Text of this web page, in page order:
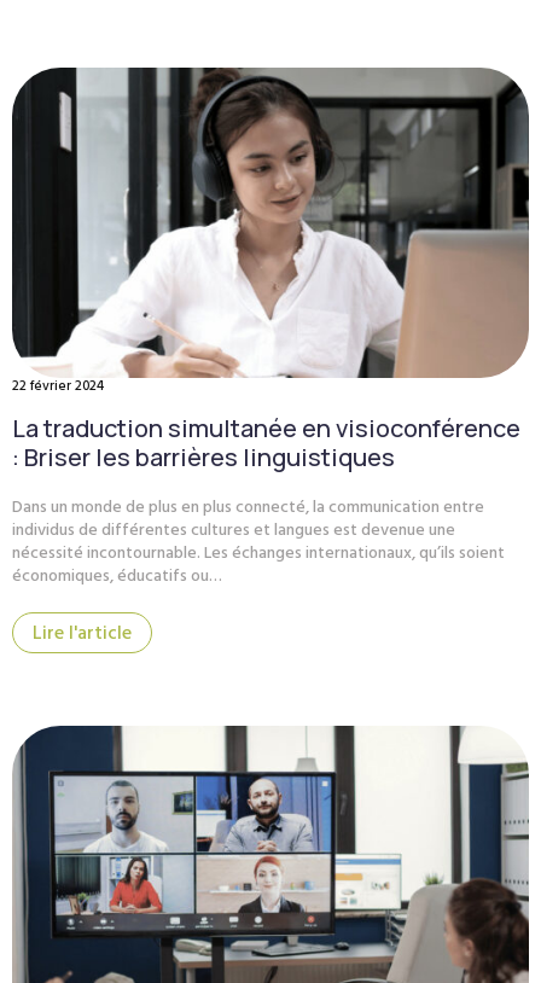
La traduction simultanée en visioconférence
: Briser les barrières linguistiques
22 février 2024
Dans un monde de plus en plus connecté, la communication entre
individus de différentes cultures et langues est devenue une
nécessité incontournable. Les échanges internationaux, qu’ils soient
économiques, éducatifs ou…
Lire l'article